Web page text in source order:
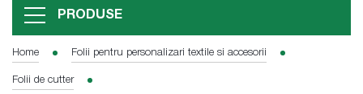
PRODUSE
Home Folii pentru personalizari textile si accesorii
Folii de cutter